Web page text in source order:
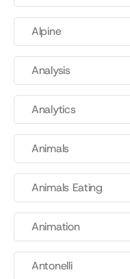
Alpine
Analysis
Analytics
Animals
Animals Eating
Animation
Antonelli